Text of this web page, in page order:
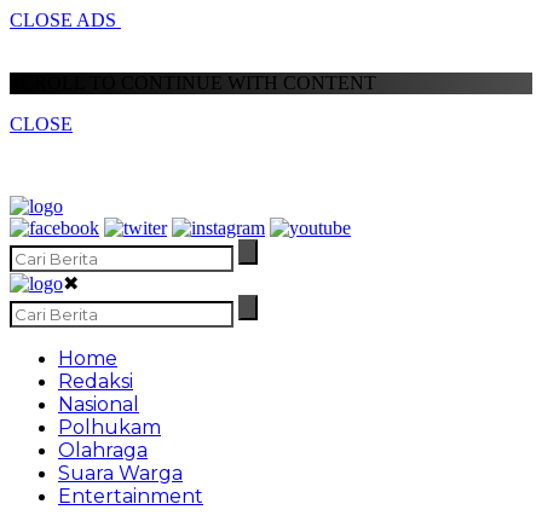
CLOSE ADS
SCROLL TO CONTINUE WITH CONTENT
CLOSE
✖
Home
Redaksi
Nasional
Polhukam
Olahraga
Suara Warga
Entertainment